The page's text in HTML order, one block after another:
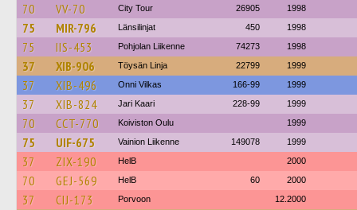
70 VV-70 City Tour 26905 1998
75 MIR-796 Länsilinjat 450 1998
75 IIS-453 Pohjolan Liikenne 74273 1998
37 XIB-906 Töysän Linja 22799 1999
37 XIB-496 Onni Vilkas 166-99 1999
37 XIB-824 Jari Kaari 228-99 1999
70 CCT-770 Koiviston Oulu 1999
75 UIF-675 Vainion Liikenne 149078 1999
37 ZIX-190 HelB 2000
70 GEJ-569 HelB 60 2000
37 CIJ-173 Porvoon 12.2000